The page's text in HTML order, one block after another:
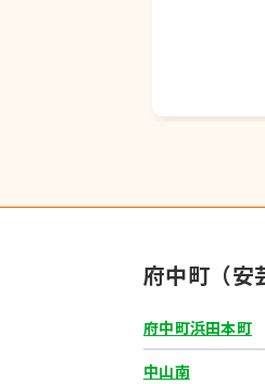
プラムガ
広島県広島
形態：平置
9 府南パー
賃料：
形態：平置
府中町（安
府中町浜田本町
中山南